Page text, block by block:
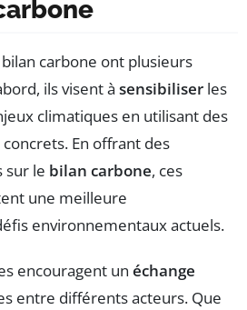
carbone ont plusieurs
ils visent à sensibiliser les
climatiques en utilisant des
En offrant des
sur le bilan carbone, ces
une meilleure
environnementaux actuels.
encouragent un échange
entre différents acteurs. Que